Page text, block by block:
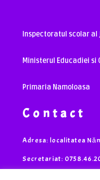
Inspectoratul scolar
Ministerul Educadiei si
Primaria Namoloasa
Contact
Adresa: localitatea
Secretariat: